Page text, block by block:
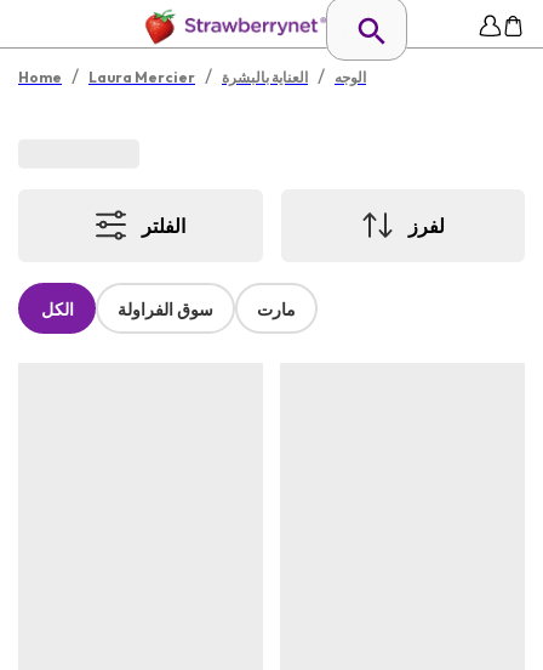
Home / Laura Mercier / العناية بالبشرة / الوجه
الفلتر لفرز
الكل سوق الفراولة مارت